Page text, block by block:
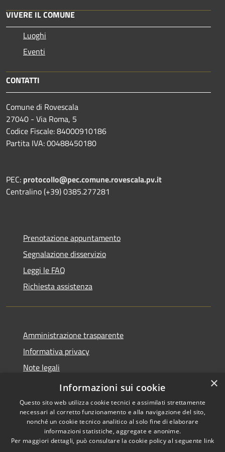
VIVERE IL COMUNE
Luoghi
Eventi
CONTATTI
Comune di Rovescala
27040 - Via Roma, 5
Codice Fiscale: 84000910186
Partita IVA: 00488450180
PEC: protocollo@pec.comune.rovescala.pv.it
Centralino (+39) 0385.277281
Prenotazione appuntamento
Segnalazione disservizio
Leggi le FAQ
Richiesta assistenza
Amministrazione trasparente
Informativa privacy
Note legali
Dichiarazione di accessibilità
Accessibilità
Copyright © 2026 • Comune di
Rovescala • Powered by
×
Informazioni sui cookie
Questo sito web utilizza cookie tecnici e assimilati strettamente
necessari al corretto funzionamento e alla navigazione del sito,
nonché un cookie tecnico analitico al solo fine di elaborare
informazioni statistiche, aggregate e anonime.
Per maggiori dettagli, può consultare la cookie policy al seguente link